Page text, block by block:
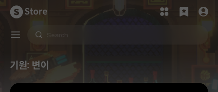
Store
기원: 변이